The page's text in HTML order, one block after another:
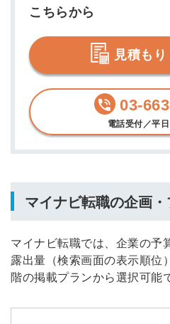
こちらから
見積も
03-
電話受付／平
マイナビ転職の企画・
マイナビ転職では、企業の予
露出量（検索画面の表示順位
階の掲載プランから選択可能